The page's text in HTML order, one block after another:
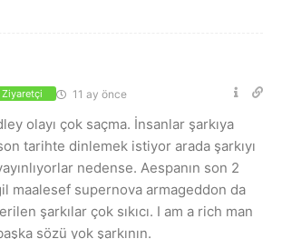
Ziyaretçi 11 ay önce
olayı çok saçma. İnsanlar şarkıya
tarihte dinlemek istiyor arada şarkıyı
nedense. Aespanın son 2
maalesef supernova armageddon da
şarkılar çok sıkıcı. I am a rich man
sözü yok şarkının.